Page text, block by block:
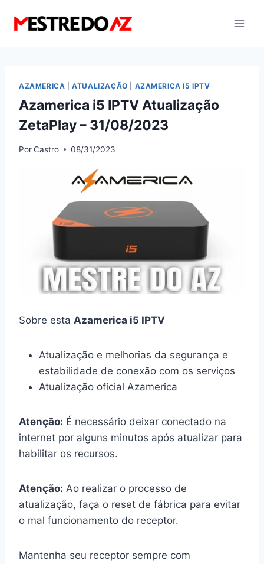
para
AZAMERICA |ATUALIZAÇÃO AZAMERICA I5 IPTV
Azamerica i5 IPTV Atualização
ZetaPlay – 31/08/2023
PorCastro 08/31/2023
Sobre esta Azamerica i5 IPTV
Atualização e melhorias da segurança e
estabilidade de conexão com os serviços
Atualização oficial Azamerica
Atenção: É necessário deixar conectado na
internet por alguns minutos após atualizar para
habilitar os recursos.
Atenção: Ao realizar o processo de
atualização, faça o reset de fábrica para evitar
o mal funcionamento do receptor.
Mantenha seu receptor sempre com